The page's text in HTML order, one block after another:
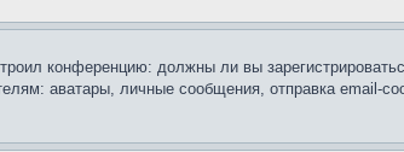
конференцию: должны ли вы
аватары, личные сообщения, отправка email-